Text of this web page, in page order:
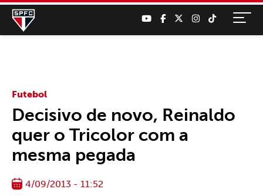
Futebol
Decisivo de novo, Reinaldo
quer o Tricolor com a
mesma pegada
4/09/2013 - 11:52